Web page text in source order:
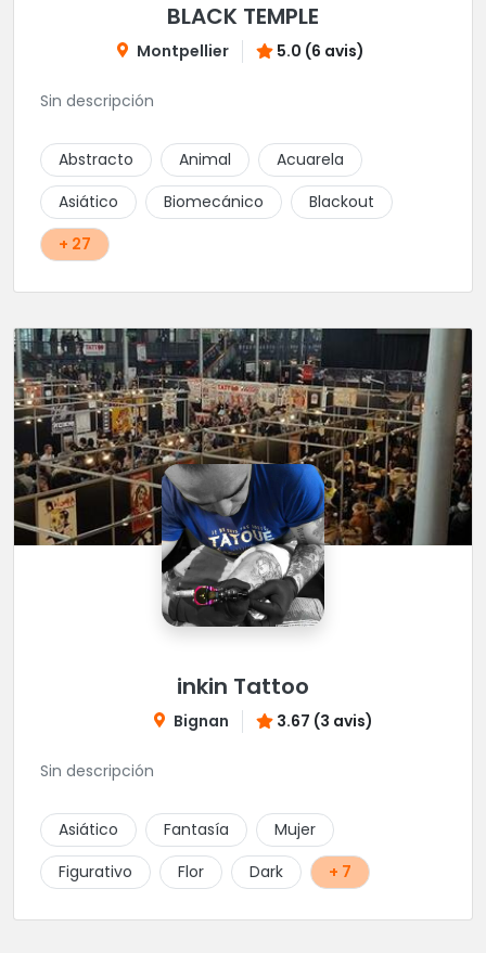
BLACK TEMPLE
Montpellier 5.0 (6 avis)
Sin descripción
Abstracto Animal
Acuarela
Asiático
Biomecánico
Blackout
+ 27
inkin Tattoo
Bignan 3.67 (3 avis)
Sin descripción
Asiático Fantasía
Mujer
Figurativo
Flor Dark + 7